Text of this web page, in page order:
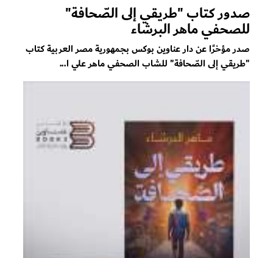
صدور كتاب "طريقي إلى الصّحافة"
للصحفي ماهر البرشاء
صدر مؤخرًا عن دار عناوين بوكس بجمهورية مصر العربية كتاب
"طريقي إلى الصّحافة" للشاب الصحفي ماهر علي ا...